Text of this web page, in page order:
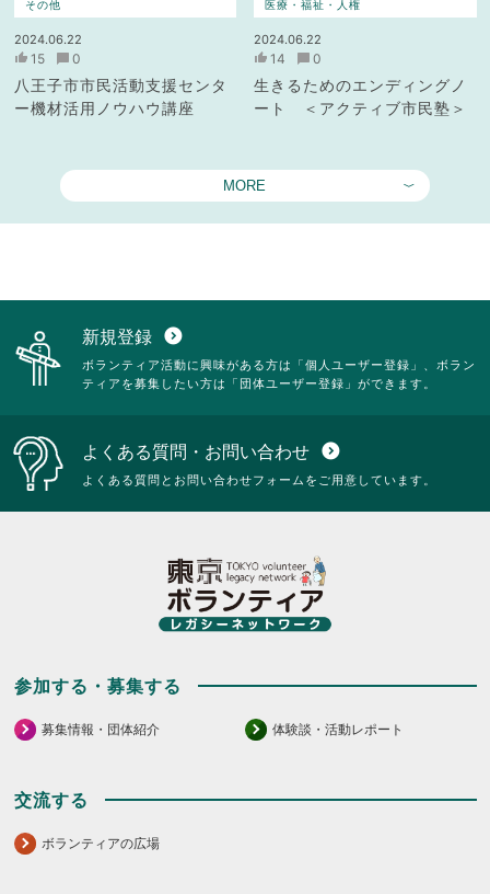
その他
2024.06.22
15 0
八王子市市民活動支援センタ
ー機材活用ノウハウ講座
医療・福祉・人権
2024.06.22
14 0
生きるためのエンディングノ
ート ＜アクティブ市民塾＞
MORE
新規登録 expand_circle_down
ボランティア活動に興味がある方は「個人ユーザー登録」、ボラン
ティアを募集したい方は「団体ユーザー登録」ができます。
よくある質問・お問い合わせ expand_circle_down
よくある質問とお問い合わせフォームをご用意しています。
参加する・募集する
募集情報・団体紹介 体験談・活動レポート
交流する
ボランティアの広場